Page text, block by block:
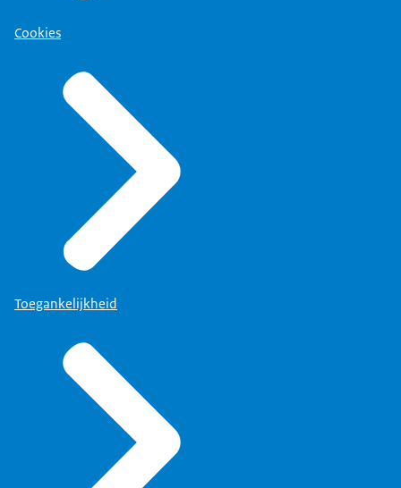
Cookies
Toegankelijkheid